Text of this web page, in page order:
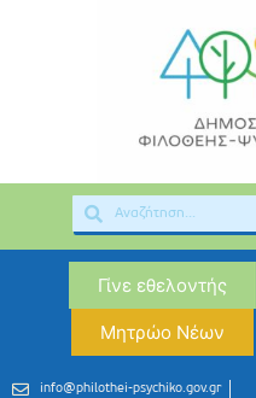
Γίνε εθελοντής
Μητρώο Νέων
info@philothei-psychiko.gov.gr